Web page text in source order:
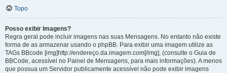
Topo
Posso exibir Imagens?
Regra geral pode incluir imagens nas suas Mensagens. No entanto não existe
forma de as armazenar usando o phpBB. Para exibir uma imagem utilize as
TAGs BBcode [img]http://endereço.da.imagem.com[/img], (consulte o Guia de
BBCode, acessível no Painel de Mensagens, para mais informações). A menos
que possua um Servidor publicamente acessível não pode exibir imagens